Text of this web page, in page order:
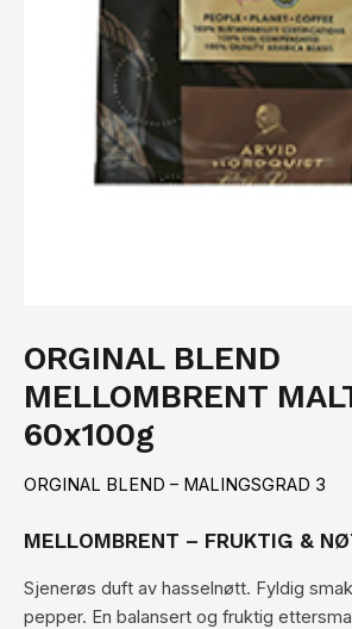
ORGINAL BLEND
MELLOMBRENT
60x100g
ORGINAL BLEND – MALINGSGRAD 3
MELLOMBRENT – FRUKTIG &
Sjenerøs duft av hasselnøtt. Fyldig
pepper. En balansert og fruktig